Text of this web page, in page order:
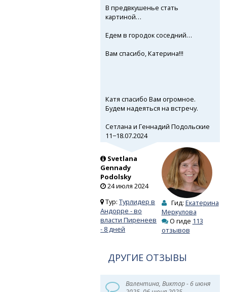
В предвкушенье стать
картиной…
Едем в городок соседний…
Вам спасибо, Катерина!!!
Катя спасибо Вам огромное.
Будем надеяться на встречу.
Сетлана и Геннадий Подольские
11−18.07.2024
Svetlana
Gennady
Podolsky
24 июля 2024
Тур:Турлидер в
Андорре - во
власти Пиренеев
- 8 дней
Гид: Екатерина
Меркулова
О гиде 113
отзывов
ДРУГИЕ ОТЗЫВЫ
Валентина, Виктор - 6 июня